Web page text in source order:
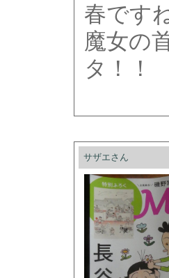
春です
魔女の
タ！！
サザエさん